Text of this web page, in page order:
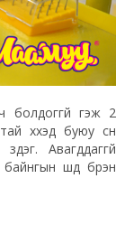
болдоггүй гэж 2
хүүхэд буюу сүүн
Авагддаггүй
шүд бүрэн